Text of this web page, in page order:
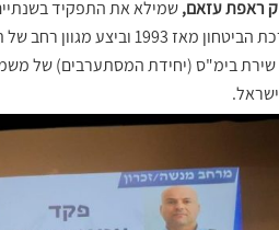
ראפת עזאם,שמילא את התפקיד
לאחרונה, הוא משרת במערכת
חנה. בין השנים 2016-2006 שירת בימ"ס (יחידת